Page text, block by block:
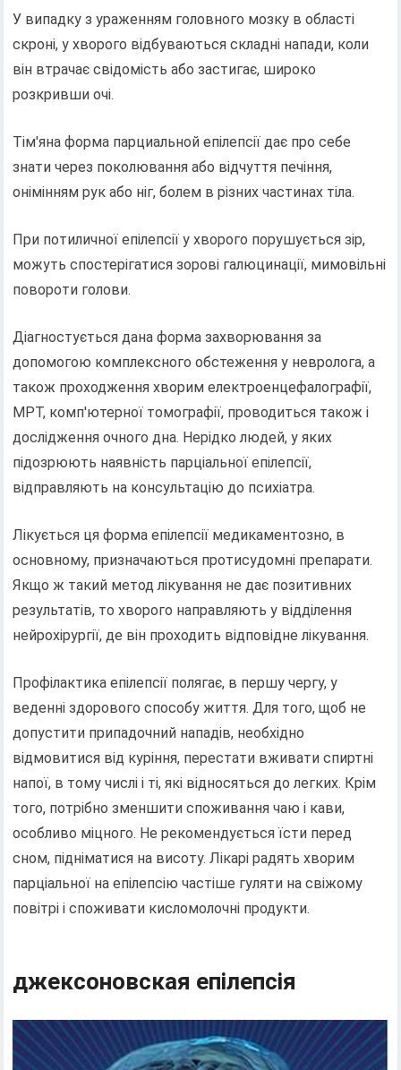
У випадку з ураженням головного мозку в області
скроні, у хворого відбуваються складні напади, коли
він втрачає свідомість або застигає, широко
розкривши очі.
Тім'яна форма парциальной епілепсії дає про себе
знати через поколювання або відчуття печіння,
онімінням рук або ніг, болем в різних частинах тіла.
При потиличної епілепсії у хворого порушується зір,
можуть спостерігатися зорові галюцинації, мимовільні
повороти голови.
Діагностується дана форма захворювання за
допомогою комплексного обстеження у невролога, а
також проходження хворим електроенцефалографії,
МРТ, комп'ютерної томографії, проводиться також і
дослідження очного дна. Нерідко людей, у яких
підозрюють наявність парціальної епілепсії,
відправляють на консультацію до психіатра.
Лікується ця форма епілепсії медикаментозно, в
основному, призначаються протисудомні препарати.
Якщо ж такий метод лікування не дає позитивних
результатів, то хворого направляють у відділення
нейрохірургії, де він проходить відповідне лікування.
Профілактика епілепсії полягає, в першу чергу, у
веденні здорового способу життя. Для того, щоб не
допустити припадочний нападів, необхідно
відмовитися від куріння, перестати вживати спиртні
напої, в тому числі і ті, які відносяться до легких. Крім
того, потрібно зменшити споживання чаю і кави,
особливо міцного. Не рекомендується їсти перед
сном, підніматися на висоту. Лікарі радять хворим
парціальної на епілепсію частіше гуляти на свіжому
повітрі і споживати кисломолочні продукти.
джексоновская епілепсія